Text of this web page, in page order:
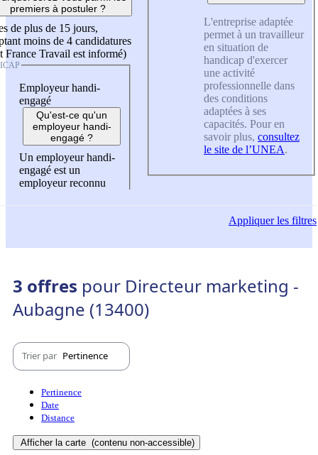
premiers à postuler ?
de plus de 15 jours,
moins de 4 candidatures
France Travail est informé)
Employeur handi-
engagé
Qu'est-ce qu'un
employeur handi-
engagé ?
Un employeur handi-
engagé est un
employeur reconnu
L'entreprise adaptée
permet à un travailleur
en situation de
handicap d'exercer
une activité
professionnelle dans
des conditions
adaptées à ses
capacités. Pour en
savoir plus, consultez
le site de l’UNEA.
Appliquerles filtres
3 offres pour Directeur marketing -
Aubagne (13400)
Trier par Pertinence
Pertinence
Date
Distance
Afficher la carte (contenu non-accessible)